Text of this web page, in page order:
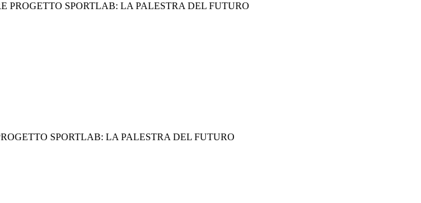
SPORTLAB: LA PALESTRA DEL FUTURO
SPORTLAB: LA PALESTRA DEL FUTURO